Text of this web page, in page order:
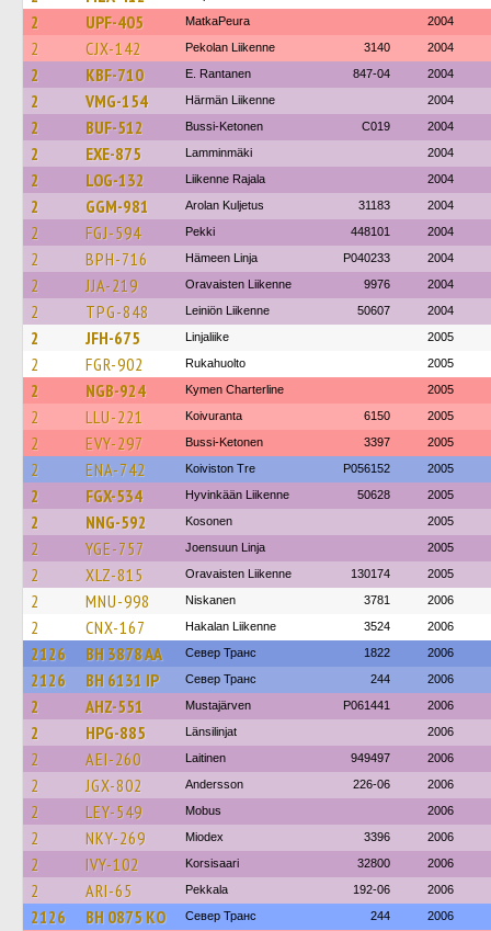
2 UPF-405 MatkaPeura 2004
2 CJX-142 Pekolan Liikenne 3140 2004
2 KBF-710 E. Rantanen 847-04 2004
2 VMG-154 Härmän Liikenne 2004
2 BUF-512 Bussi-Ketonen C019 2004
2 EXE-875 Lamminmäki 2004
2 LOG-132 Liikenne Rajala 2004
2 GGM-981 Arolan Kuljetus 31183 2004
2 FGJ-594 Pekki 448101 2004
2 BPH-716 Hämeen Linja P040233 2004
2 JJA-219 Oravaisten Liikenne 9976 2004
2 TPG-848 Leiniön Liikenne 50607 2004
2 JFH-675 Linjaliike 2005
2 FGR-902 Rukahuolto 2005
2 NGB-924 Kymen Charterline 2005
2 LLU-221 Koivuranta 6150 2005
2 EVY-297 Bussi-Ketonen 3397 2005
2 ENA-742 Koiviston Tre P056152 2005
2 FGX-534 Hyvinkään Liikenne 50628 2005
2 NNG-592 Kosonen 2005
2 YGE-757 Joensuun Linja 2005
2 XLZ-815 Oravaisten Liikenne 130174 2005
2 MNU-998 Niskanen 3781 2006
2 CNX-167 Hakalan Liikenne 3524 2006
2126 BH 3878 AA Север Транс 1822 2006
2126 BH 6131 IP Север Транс 244 2006
2 AHZ-551 Mustajärven P061441 2006
2 HPG-885 Länsilinjat 2006
2 AEI-260 Laitinen 949497 2006
2 JGX-802 Andersson 226-06 2006
2 LEY-549 Mobus 2006
2 NKY-269 Miodex 3396 2006
2 IVY-102 Korsisaari 32800 2006
2 ARI-65 Pekkala 192-06 2006
2126 BH 0875 KO Север Транс 244 2006